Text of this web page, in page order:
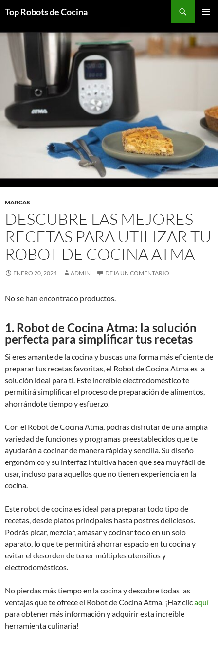
Top Robots de Cocina
CONTENIDO
MARCAS
DESCUBRE LAS MEJORES
RECETAS PARA UTILIZAR TU
ROBOT DE COCINA ATMA
ENERO 20, 2024 ADMIN DEJA UN COMENTARIO
No se han encontrado productos.
1. Robot de Cocina Atma: la solución
perfecta para simplificar tus recetas
Si eres amante de la cocina y buscas una forma más eficiente de
preparar tus recetas favoritas, el Robot de Cocina Atma es la
solución ideal para ti. Este increíble electrodoméstico te
permitirá simplificar el proceso de preparación de alimentos,
ahorrándote tiempo y esfuerzo.
Con el Robot de Cocina Atma, podrás disfrutar de una amplia
variedad de funciones y programas preestablecidos que te
ayudarán a cocinar de manera rápida y sencilla. Su diseño
ergonómico y su interfaz intuitiva hacen que sea muy fácil de
usar, incluso para aquellos que no tienen experiencia en la
cocina.
Este robot de cocina es ideal para preparar todo tipo de
recetas, desde platos principales hasta postres deliciosos.
Podrás picar, mezclar, amasar y cocinar todo en un solo
aparato, lo que te permitirá ahorrar espacio en tu cocina y
evitar el desorden de tener múltiples utensilios y
electrodomésticos.
No pierdas más tiempo en la cocina y descubre todas las
ventajas que te ofrece el Robot de Cocina Atma. ¡Haz clicaquí
para obtener más información y adquirir esta increíble
herramienta culinaria!